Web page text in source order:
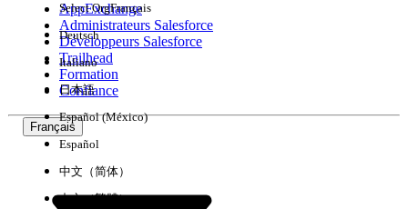
Expérience
AppExchange
Administrateurs Salesforce
Développeurs Salesforce
Trailhead
Formation
Confiance
Français
Select OrgFrançais
Deutsch
Italiano
日本語
Español (México)
Español
中文（简体）
中文（繁體）